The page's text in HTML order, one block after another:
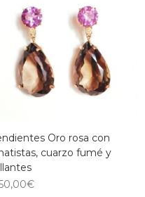
Oro rosa con
cuarzo fumé y
€